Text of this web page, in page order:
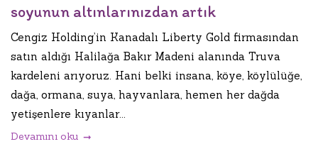
soyunun altınlarınızdan artık
Cengiz Holding’in Kanadalı Liberty Gold firmasından
satın aldığı Halilağa Bakır Madeni alanında Truva
kardeleni arıyoruz. Hani belki insana, köye, köylülüğe,
dağa, ormana, suya, hayvanlara, hemen her dağda
yetişenlere kıyanlar...
Devamını oku